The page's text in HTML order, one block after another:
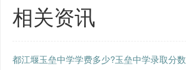
相关资讯
都江堰玉垒中学学费多少?玉垒中学录取分数